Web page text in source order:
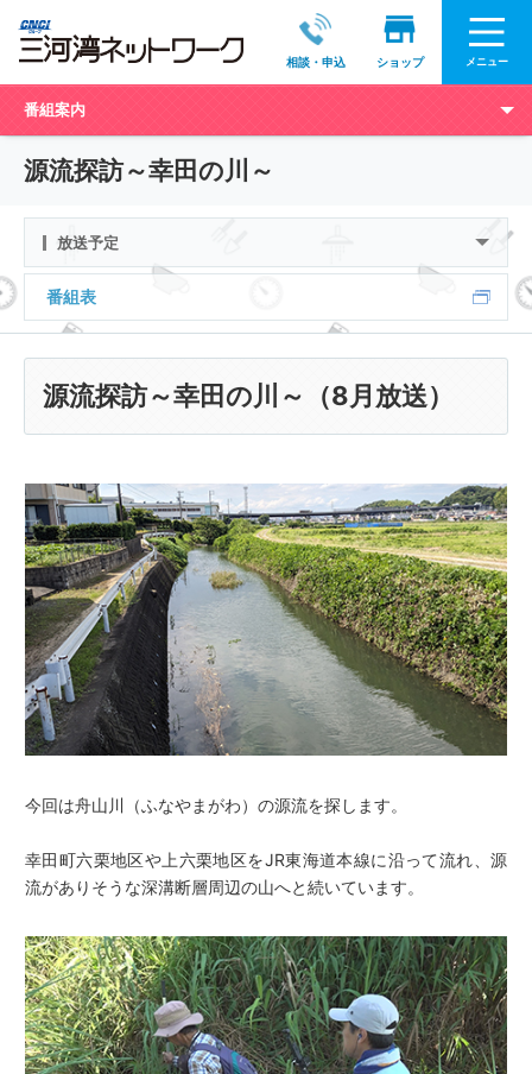
相談・申込 ショップ メニュー
番組案内
源流探訪～幸田の川～
放送予定
番組表
源流探訪～幸田の川～（8月放送）
今回は舟山川（ふなやまがわ）の源流を探します。
幸田町六栗地区や上六栗地区をJR東海道本線に沿って流れ、源
流がありそうな深溝断層周辺の山へと続いています。